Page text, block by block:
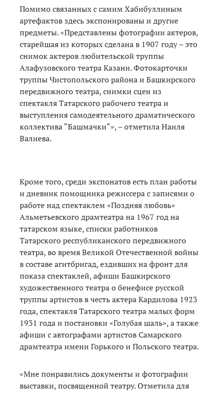
Помимо связанных с самим Хабибуллиным
артефактов здесь экспонированы и другие
предметы. «Представлены фотографии актеров,
старейшая из которых сделана в 1907 году – это
снимок актеров любительской труппы
Алафузовского театра Казани. Фотокарточки
труппы Чистопольского района и Башкирского
передвижного театра, снимки сцен из
спектакля Татарского рабочего театра и
выступления самодеятельного драматического
коллектива “Башмачки“», – отметила Наиля
Валиева.
Кроме того, среди экспонатов есть план работы
и дневник помощника режиссера с записями о
работе над спектаклем «Поздняя любовь»
Альметьевского драмтеатра на 1967 год на
татарском языке, списки работников
Татарского республиканского передвижного
театра, во время Великой Отечественной войны
в составе агитбригад, ездивших на фронт для
показа спектаклей, афиши Башкирского
художественного театра о бенефисе русской
труппы артистов в честь актера Кардилова 1923
года, спектакля Татарского театра малых форм
1931 года и постановки «Голубая шаль», а также
афиши с автографами артистов Самарского
драмтеатра имени Горького и Польского театра.
«Мне понравились документы и фотографии
выставки, посвященной театру. Отметила для